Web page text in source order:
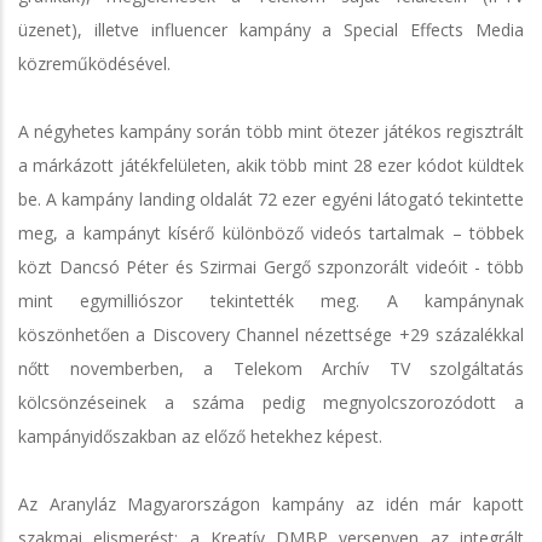
üzenet), illetve influencer kampány a Special Effects Media
közreműködésével.
A négyhetes kampány során több mint ötezer játékos regisztrált
a márkázott játékfelületen, akik több mint 28 ezer kódot küldtek
be. A kampány landing oldalát 72 ezer egyéni látogató tekintette
meg, a kampányt kísérő különböző videós tartalmak – többek
közt Dancsó Péter és Szirmai Gergő szponzorált videóit - több
mint egymilliószor tekintették meg. A kampánynak
köszönhetően a Discovery Channel nézettsége +29 százalékkal
nőtt novemberben, a Telekom Archív TV szolgáltatás
kölcsönzéseinek a száma pedig megnyolcszorozódott a
kampányidőszakban az előző hetekhez képest.
Az Aranyláz Magyarországon kampány az idén már kapott